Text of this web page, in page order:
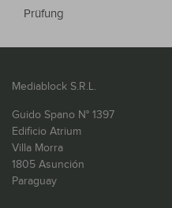
Prüfung
Mediablock S.R.L.
Guido Spano N° 1397
Edificio Atrium
Villa Morra
1805 Asunción
Paraguay